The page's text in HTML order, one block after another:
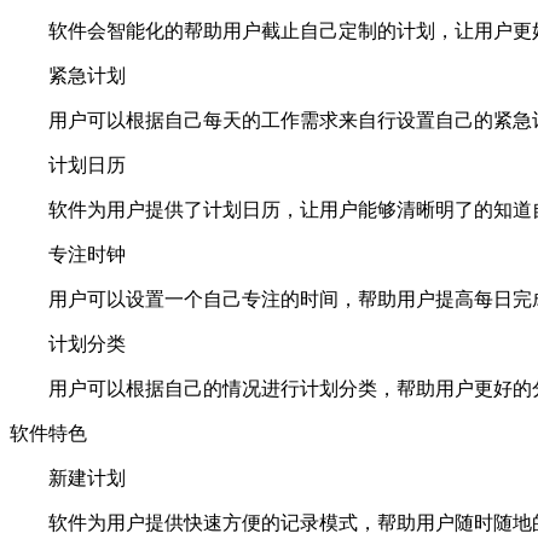
软件会智能化的帮助用户截止自己定制的计划，让用户更
紧急计划
用户可以根据自己每天的工作需求来自行设置自己的紧急
计划日历
软件为用户提供了计划日历，让用户能够清晰明了的知道
专注时钟
用户可以设置一个自己专注的时间，帮助用户提高每日完
计划分类
用户可以根据自己的情况进行计划分类，帮助用户更好的
软件特色
新建计划
软件为用户提供快速方便的记录模式，帮助用户随时随地